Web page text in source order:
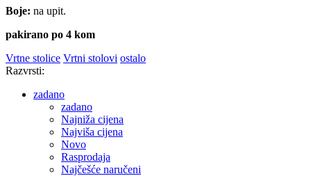
Boje: na upit.
pakirano po 4 kom
Vrtne stolice Vrtni stolovi ostalo
Razvrsti:
zadano
zadano
Najniža cijena
Najviša cijena
Novo
Rasprodaja
Najčešće naručeni